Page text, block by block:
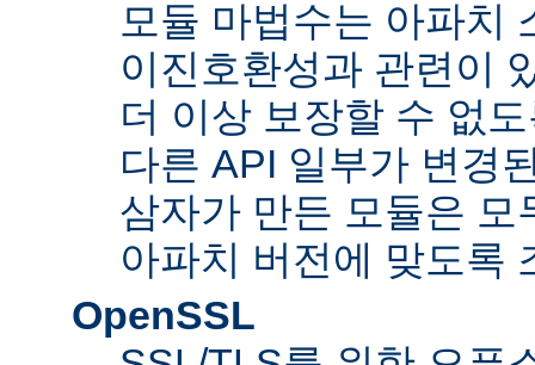
모듈 마법수는 아파치
이진호환성과 관련이
더 이상 보장할 수 없
다른 API 일부가 변경
삼자가 만든 모듈은
아파치 버전에 맞도록
OpenSSL